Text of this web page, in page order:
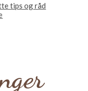
tips og råd